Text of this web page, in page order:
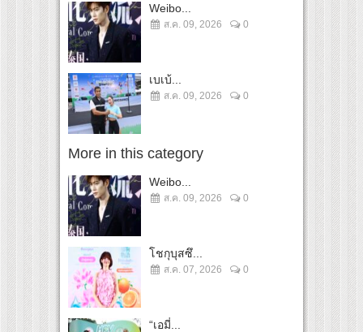
Weibo...
ส.ค. 09, 2026 0
เบเบ้...
ส.ค. 09, 2026 0
More in this category
Weibo...
ส.ค. 09, 2026 0
โชกุบุสซึ...
ส.ค. 07, 2026 0
“เอมี่...